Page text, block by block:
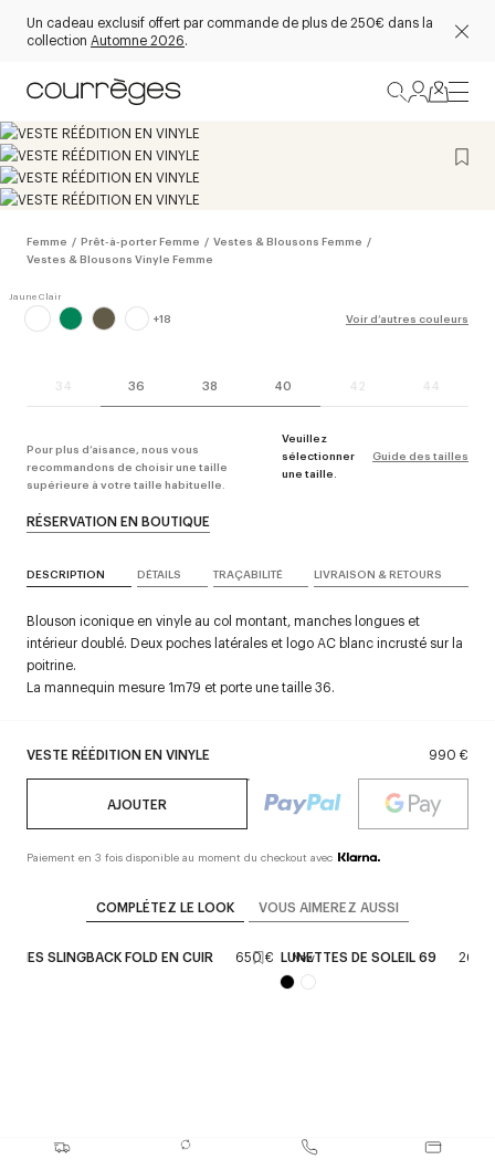
Un cadeau exclusif offert par commande de plus de 250€ dans la
collection Automne 2026.
Femme / Prêt-à-porter Femme / Vestes & Blousons Femme /
Vestes & Blousons Vinyle Femme
+18 Voir d’autres couleurs
34 36 38 40 42 44
Veuillez
sélectionner
une taille.
Guide des tailles
Pour plus d’aisance, nous vous
recommandons de choisir une taille
supérieure à votre taille habituelle.
VESTE RÉÉDITION EN VINYLE 990 €
AJOUTER
Paiement en 3 fois disponible au moment du checkout avec
RÉSERVATION EN BOUTIQUE
DESCRIPTION DÉTAILS TRAÇABILITÉ LIVRAISON & RETOURS
Blouson iconique en vinyle au col montant, manches longues et
intérieur doublé. Deux poches latérales et logo AC blanc incrusté sur la
poitrine.
La mannequin mesure 1m79 et porte une taille 36.
COMPLÉTEZ LE LOOK VOUS AIMEREZ AUSSI
SLINGBACK FOLD EN CUIR 650 € New
LUNETTES DE SOLEIL 69 260